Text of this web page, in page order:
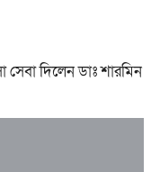
সেবা দিলেন ডাঃ শারমিন